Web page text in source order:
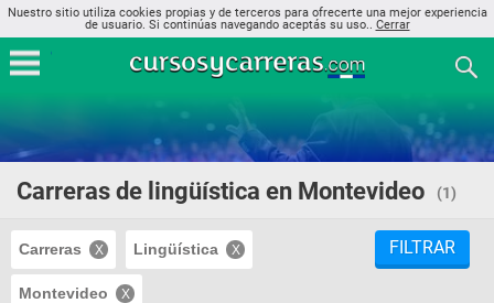
Nuestro sitio utiliza cookies propias y de terceros para ofrecerte una mejor experiencia
de usuario. Si continúas navegando aceptás su uso.. Cerrar
Carreras de lingüística en Montevideo (1)
Carreras Lingüística
Montevideo
FILTRAR